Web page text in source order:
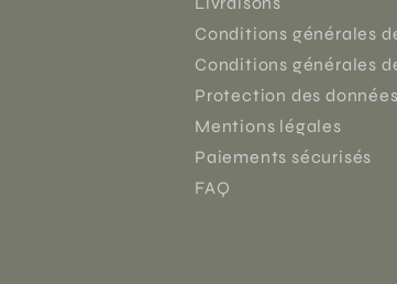
Conditions générales
Conditions générales
Protection des données
Mentions légales
Paiements sécurisés
FAQ